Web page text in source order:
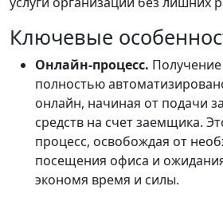
Ключевые
Онлайн-процесс.
полностью
онлайн, начиная от подачи
средств на счет заемщика.
процесс, освобождая от
посещения офиса и
экономя время и силы.